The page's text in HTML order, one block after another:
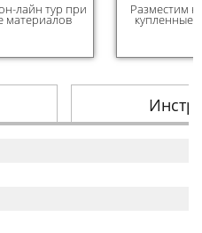
лайн тур при
материалов
Разместим
купленные